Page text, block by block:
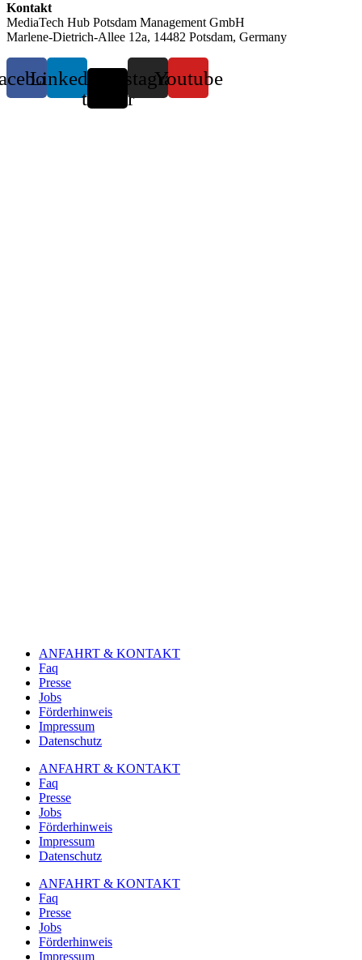
Kontakt
MediaTech Hub Potsdam Management GmbH
Marlene-Dietrich-Allee 12a, 14482 Potsdam, Germany
Linkedin
twitter
InstagramYoutube
ANFAHRT & KONTAKT
Faq
Presse
Jobs
Förderhinweis
Impressum
Datenschutz
ANFAHRT & KONTAKT
Faq
Presse
Jobs
Förderhinweis
Impressum
Datenschutz
ANFAHRT & KONTAKT
Faq
Presse
Jobs
Förderhinweis
Impressum